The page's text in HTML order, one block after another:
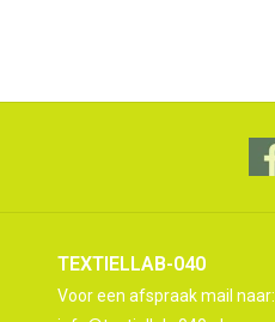
TEXTIELLAB-040
Voor een afspraak mail naar: